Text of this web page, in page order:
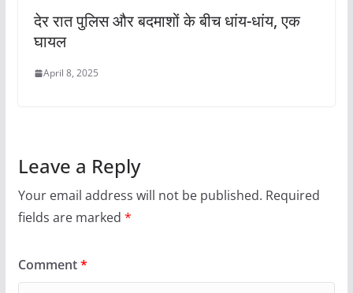
देर रात पुलिस और बदमाशों के बीच धांय-धांय, एक
घायल
April 8, 2025
Leave a Reply
Your email address will not be published. Required
fields are marked *
Comment*